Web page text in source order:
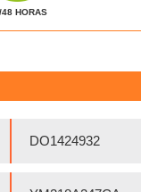
HORAS
DO1424932